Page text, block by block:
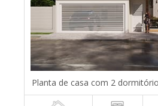
Planta de casa com 2